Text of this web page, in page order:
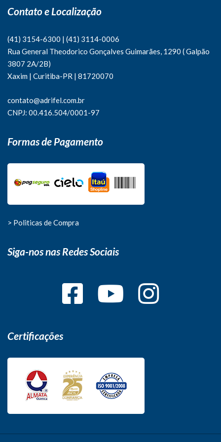
Contato e Localização
(41) 3154-6300 | (41) 3114-0006
Rua General Theodorico Gonçalves Guimarães, 1290 ( Galpão
3807 2A/2B)
Xaxim | Curitiba-PR | 81720070
contato@adrifel.com.br
CNPJ: 00.416.504/0001-97
Formas de Pagamento
> Politicas de Compra
Siga-nos nas Redes Sociais
Certificações